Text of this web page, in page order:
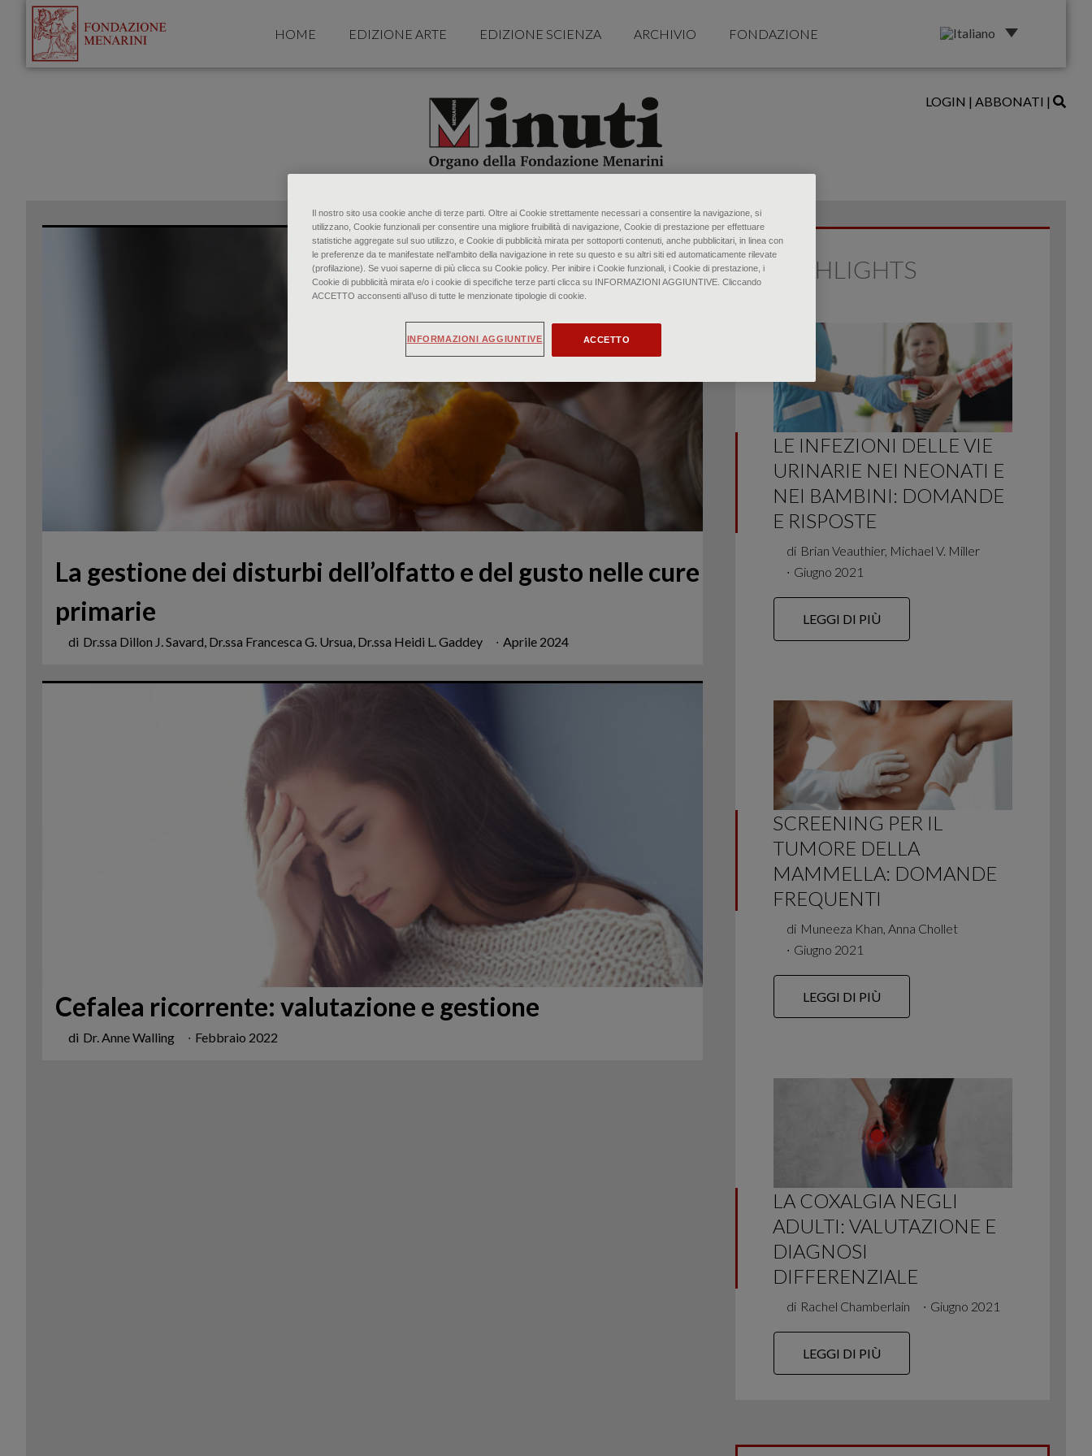
HOME EDIZIONE ARTE EDIZIONE SCIENZA ARCHIVIO FONDAZIONE
LOGIN | ABBONATI |
La gestione dei disturbi dell’olfatto e del gusto nelle cure
primarie
di Dr.ssa Dillon J. Savard, Dr.ssa Francesca G. Ursua, Dr.ssa Heidi L. Gaddey ∙ Aprile 2024
Cefalea ricorrente: valutazione e gestione
di Dr. Anne Walling ∙ Febbraio 2022
HIGHLIGHTS
LE INFEZIONI DELLE VIE
URINARIE NEI NEONATI E
NEI BAMBINI: DOMANDE
E RISPOSTE
di Brian Veauthier, Michael V. Miller
∙ Giugno 2021
LEGGI DI PIÙ
SCREENING PER IL
TUMORE DELLA
MAMMELLA: DOMANDE
FREQUENTI
di Muneeza Khan, Anna Chollet
∙ Giugno 2021
LEGGI DI PIÙ
LA COXALGIA NEGLI
ADULTI: VALUTAZIONE E
DIAGNOSI
DIFFERENZIALE
di Rachel Chamberlain ∙ Giugno 2021
LEGGI DI PIÙ
Il nostro sito usa cookie anche di terze parti. Oltre ai Cookie strettamente necessari a consentire la navigazione, si
utilizzano, Cookie funzionali per consentire una migliore fruibilità di navigazione, Cookie di prestazione per effettuare
statistiche aggregate sul suo utilizzo, e Cookie di pubblicità mirata per sottoporti contenuti, anche pubblicitari, in linea con
le preferenze da te manifestate nell‘ambito della navigazione in rete su questo e su altri siti ed automaticamente rilevate
(profilazione). Se vuoi saperne di più clicca su Cookie policy. Per inibire i Cookie funzionali, i Cookie di prestazione, i
Cookie di pubblicità mirata e/o i cookie di specifiche terze parti clicca su INFORMAZIONI AGGIUNTIVE. Cliccando
ACCETTO acconsenti all’uso di tutte le menzionate tipologie di cookie.
ACCETTO
INFORMAZIONI AGGIUNTIVE